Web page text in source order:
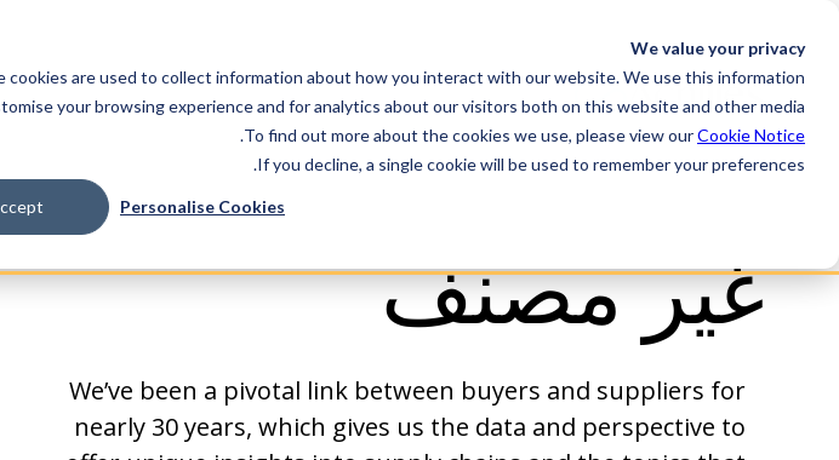
We value your privacy
are used to collect information about how you interact with our website. We use this information
your browsing experience and for analytics about our visitors both on this website and other media.
To find out more about the cookies we use, please view ourCookie Notice
.
If you decline, a single cookie will be used to remember your preferences.
Personalise Cookies
غير مصنف
We’ve been a pivotal link between buyers and suppliers for
nearly 30 years, which gives us the data and perspective to